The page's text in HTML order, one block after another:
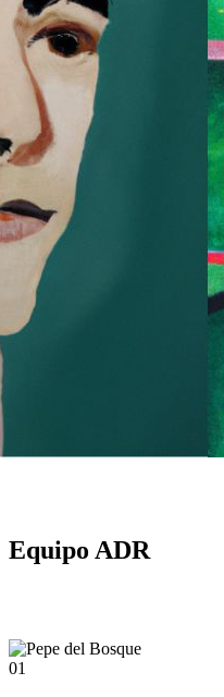
Equipo ADR
01